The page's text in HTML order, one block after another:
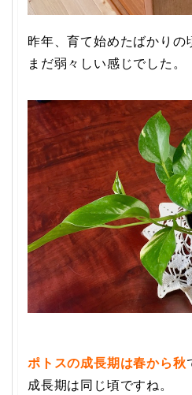
昨年、育て始めたばかりの
まだ弱々しい感じでした。
ポトスの成長期は春から秋
成長期は同じ頃ですね。